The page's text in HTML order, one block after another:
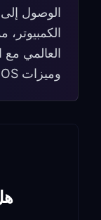
وميزات Fire OS.